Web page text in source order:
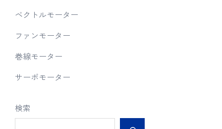
ベクトルモーター
ファンモーター
巻線モーター
サーボモーター
検索